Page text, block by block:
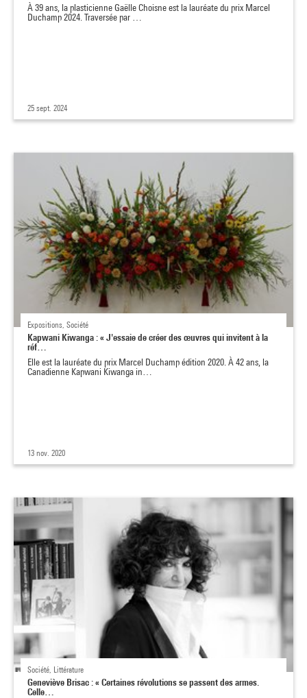
À 39 ans, la plasticienne Gaëlle Choisne est la lauréate du prix Marcel
Duchamp 2024. Traversée par …
25 sept. 2024
Expositions, Société
Kapwani Kiwanga : « J'essaie de créer des œuvres qui invitent à la
réf…
Elle est la lauréate du prix Marcel Duchamp édition 2020. À 42 ans, la
Canadienne Kapwani Kiwanga in…
13 nov. 2020
Société, Littérature
Geneviève Brisac : « Certaines révolutions se passent des armes.
Celle…